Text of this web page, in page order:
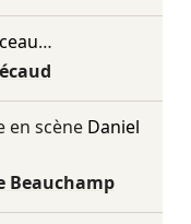
…
en scène Daniel
Beauchamp